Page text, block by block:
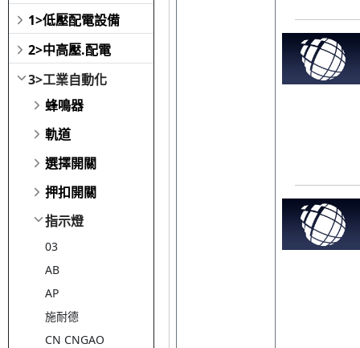
1>低壓配電設備
2>中高壓.配電
3>工業自動化
蜂鳴器
軌道
選擇開關
押扣開關
指示燈
03
AB
AP
施耐德
CN CNGAO